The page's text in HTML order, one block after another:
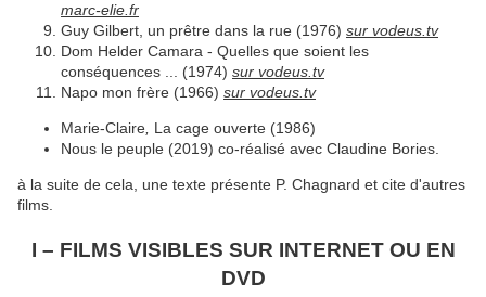
marc-elie.fr
Guy Gilbert, un prêtre dans la rue (1976) sur vodeus.tv
Dom Helder Camara - Quelles que soient les
conséquences ... (1974) sur vodeus.tv
Napo mon frère (1966) sur vodeus.tv
Marie-Claire La cage ouverte (1986)
Nous le peuple (2019) co-réalisé avec Claudine Bories.
à la suite de cela, une texte présente P. Chagnard et cite d'autres
films.
I – FILMS VISIBLES SUR INTERNET OU EN
DVD